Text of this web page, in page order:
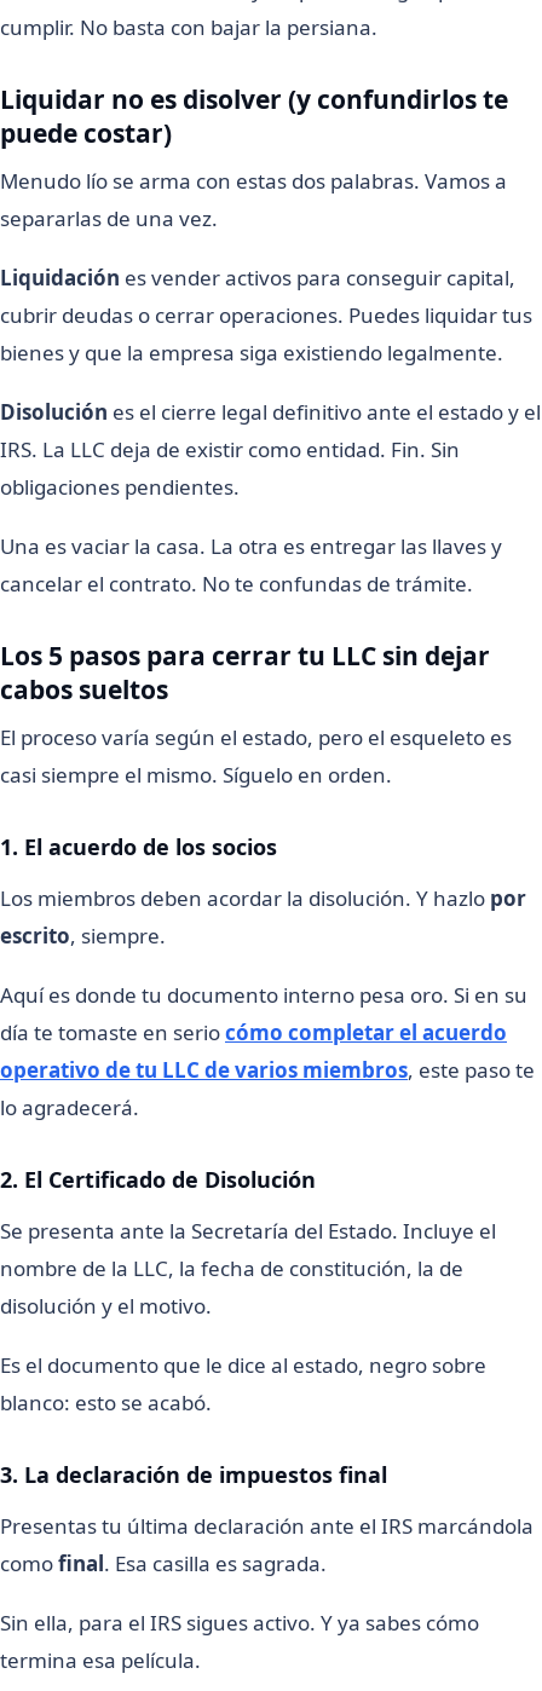
cumplir. No basta con bajar la persiana.
Liquidar no es disolver (y confundirlos te
puede costar)
Menudo lío se arma con estas dos palabras. Vamos a
separarlas de una vez.
Liquidación es vender activos para conseguir capital,
cubrir deudas o cerrar operaciones. Puedes liquidar tus
bienes y que la empresa siga existiendo legalmente.
Disolución es el cierre legal definitivo ante el estado y el
IRS. La LLC deja de existir como entidad. Fin. Sin
obligaciones pendientes.
Una es vaciar la casa. La otra es entregar las llaves y
cancelar el contrato. No te confundas de trámite.
Los 5 pasos para cerrar tu LLC sin dejar
cabos sueltos
El proceso varía según el estado, pero el esqueleto es
casi siempre el mismo. Síguelo en orden.
1. El acuerdo de los socios
Los miembros deben acordar la disolución. Y hazlo por
escrito, siempre.
Aquí es donde tu documento interno pesa oro. Si en su
día te tomaste en seriocómo completar el acuerdo
operativo de tu LLC de varios miembros, este paso te
lo agradecerá.
2. El Certificado de Disolución
Se presenta ante la Secretaría del Estado. Incluye el
nombre de la LLC, la fecha de constitución, la de
disolución y el motivo.
Es el documento que le dice al estado, negro sobre
blanco: esto se acabó.
3. La declaración de impuestos final
Presentas tu última declaración ante el IRS marcándola
comofinal. Esa casilla es sagrada.
Sin ella, para el IRS sigues activo. Y ya sabes cómo
termina esa película.